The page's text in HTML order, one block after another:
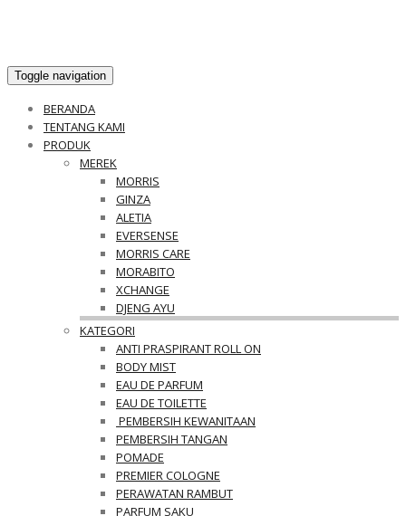
Toggle navigation
BERANDA
TENTANG KAMI
PRODUK
MEREK
MORRIS
GINZA
ALETIA
EVERSENSE
MORRIS CARE
MORABITO
XCHANGE
DJENG AYU
KATEGORI
ANTI PRASPIRANT ROLL ON
BODY MIST
EAU DE PARFUM
EAU DE TOILETTE
PEMBERSIH KEWANITAAN
PEMBERSIH TANGAN
POMADE
PREMIER COLOGNE
PERAWATAN RAMBUT
PARFUM SAKU